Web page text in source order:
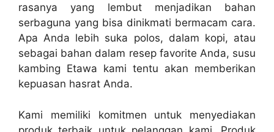
rasanya yang lembut menjadikan bahan
serbaguna yang bisa dinikmati bermacam cara.
Apa Anda lebih suka polos, dalam kopi, atau
sebagai bahan dalam resep favorite Anda, susu
kambing Etawa kami tentu akan memberikan
kepuasan hasrat Anda.
Kami memiliki komitmen untuk menyediakan